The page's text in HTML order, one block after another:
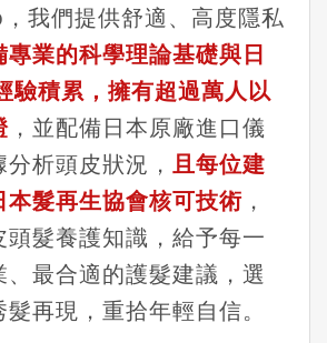
我們提供舒適、高度隱私
專業的科學理論基礎與日
驗積累，擁有超過萬人以
，並配備日本原廠進口儀
析頭皮狀況， 且每位建
本髮再生協會核可技術 ，
髮養護知識，給予每一
最合適的護髮建議，選
再現，重拾年輕自信。